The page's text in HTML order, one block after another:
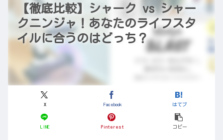
【徹底比較】シャーク vs シャー
クニンジャ！あなたのライフスタ
イルに合うのはどっち？
X Facebook はてブ
LINE Pinterest コピー